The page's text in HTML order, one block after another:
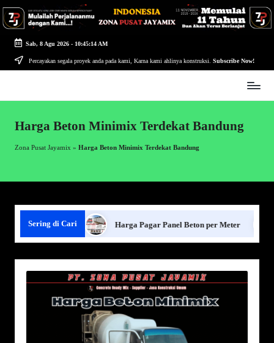
Skip
content
Sab, 8 Agu 2026- 10:45:15 AM
Percayakan segala proyek anda pada kami, Karna kami ahlinya konstruksi. Subscribe Now!
-
Ahlinya
Harga Beton Minimix Terdekat Bandung
Zona Pusat Jayamix » Harga Beton Minimix Terdekat Bandung
Sering di Cari
Panel Beton Harga Pagar Panel Beton per Meter